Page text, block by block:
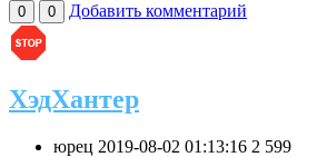
0 0 Добавить комментарий
ХэдХантер
юрец 2019-08-02 01:13:16 2 599